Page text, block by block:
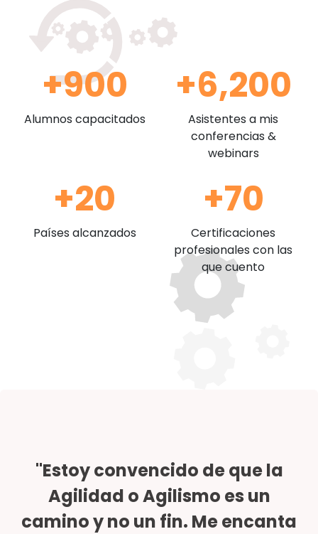
+900
Alumnos capacitados
+6,200
Asistentes a mis
conferencias &
webinars
+20
Países alcanzados
+70
Certificaciones
profesionales con las
que cuento
"Estoy convencido de que la
Agilidad o Agilismo es un
camino y no un fin. Me encanta